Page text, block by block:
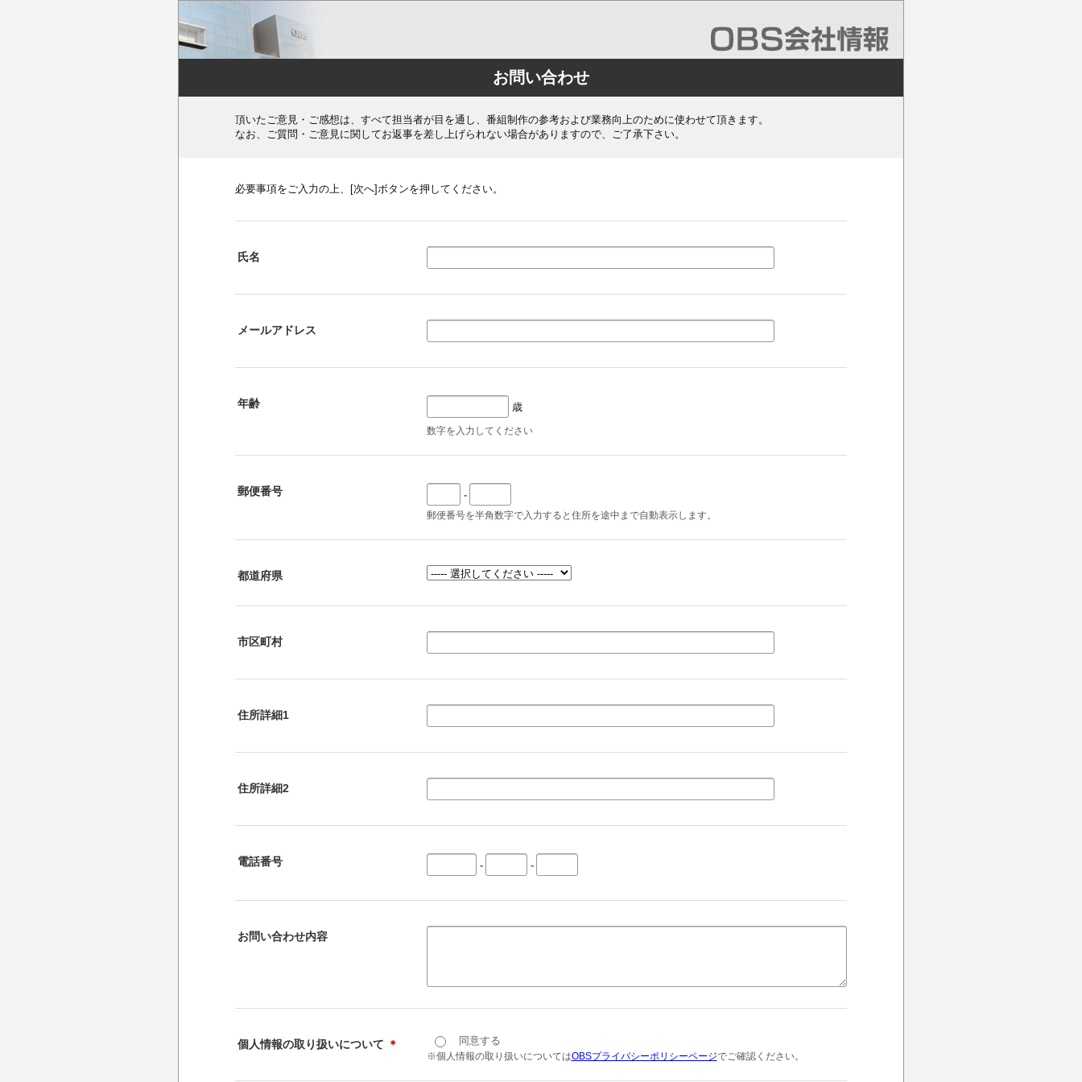
お問い合わせ
頂いたご意見・ご感想は、すべて担当者が目を通し、番組制作の参考および業務向上のために使わせて頂きます。
なお、ご質問・ご意見に関してお返事を差し上げられない場合がありますので、ご了承下さい。
必要事項をご入力の上、[次へ]ボタンを押してください。
氏名
メールアドレス
年齢 歳
数字を入力してください
郵便番号 -
郵便番号を半角数字で入力すると住所を途中まで自動表示します。
都道府県
市区町村
住所詳細1
住所詳細2
電話番号 - -
お問い合わせ内容
個人情報の取り扱いについて ＊ 同意する
※個人情報の取り扱いについてはOBSプライバシーポリシーページでご確認ください。